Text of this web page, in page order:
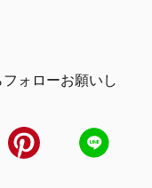
フォローお願いし